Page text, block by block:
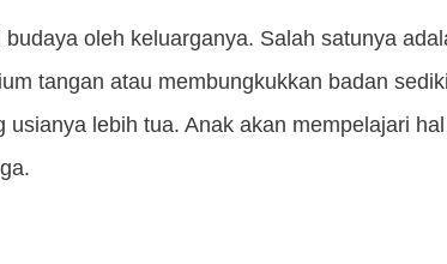
oleh keluarganya. Salah satunya
tangan atau membungkukkan badan
lebih tua. Anak akan mempelajari